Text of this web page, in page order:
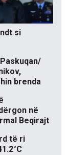
si
brenda
në
Beqirajt
të ri